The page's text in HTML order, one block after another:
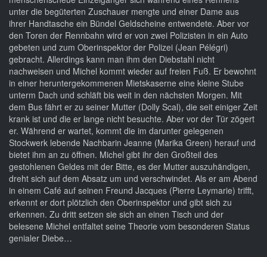
unter die begüterten Zuschauer mengte und einer Dame aus
ihrer Handtasche ein Bündel Geldscheine entwendete. Aber vor
den Toren der Rennbahn wird er von zwei Polizisten in ein Auto
gebeten und zum Oberinspektor der Polizei (Jean Pélégri)
gebracht. Allerdings kann man ihm den Diebstahl nicht
nachweisen und Michel kommt wieder auf freien Fuß. Er bewohnt
in einer heruntergekommenen Mietskaserne eine kleine Stube
unterm Dach und schläft bis weit in den nächsten Morgen. Mit
dem Bus fährt er zu seiner Mutter (Dolly Scal), die seit einiger Zeit
krank ist und die er lange nicht besuchte. Aber vor der Tür zögert
er. Während er wartet, kommt die im darunter gelegenen
Stockwerk lebende Nachbarin Jeanne (Marika Green) herauf und
bietet ihm an zu öffnen. Michel gibt ihr den Großteil des
gestohlenen Geldes mit der Bitte, es der Mutter auszuhändigen,
dreht sich auf dem Absatz um und verschwindet. Als er am Abend
in einem Café auf seinen Freund Jacques (Pierre Leymarie) trifft,
erkennt er dort plötzlich den Oberinspektor und gibt sich zu
erkennen. Zu dritt setzen sie sich an einen Tisch und der
belesene Michel entfaltet seine Theorie vom besonderen Status
genialer Diebe…